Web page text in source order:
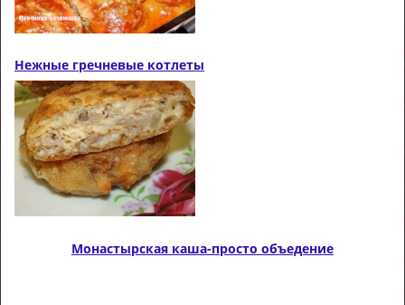
Нежные гречневые котлеты
Монастырская каша-просто объедение